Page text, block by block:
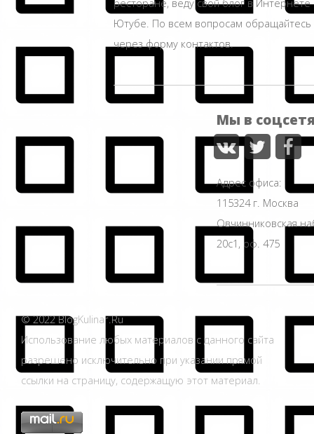
ресторане, веду свой блог в Интернете
Ютубе. По всем вопросам
через форму контактов.
Мы в
Адрес офиса:
115324 г. Москва
Овчинниковская
20с1, оф. 475
© 2022 BlogKulinar.Ru
Использование любых материалов с данного сайта
разрешено исключительно при указании прямой
ссылки на страницу, содержащую этот материал.